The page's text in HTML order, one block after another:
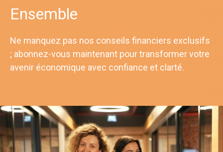
Ensemble
Ne manquez pas nos conseils financiers exclusifs
; abonnez-vous maintenant pour transformer votre
avenir économique avec confiance et clarté.